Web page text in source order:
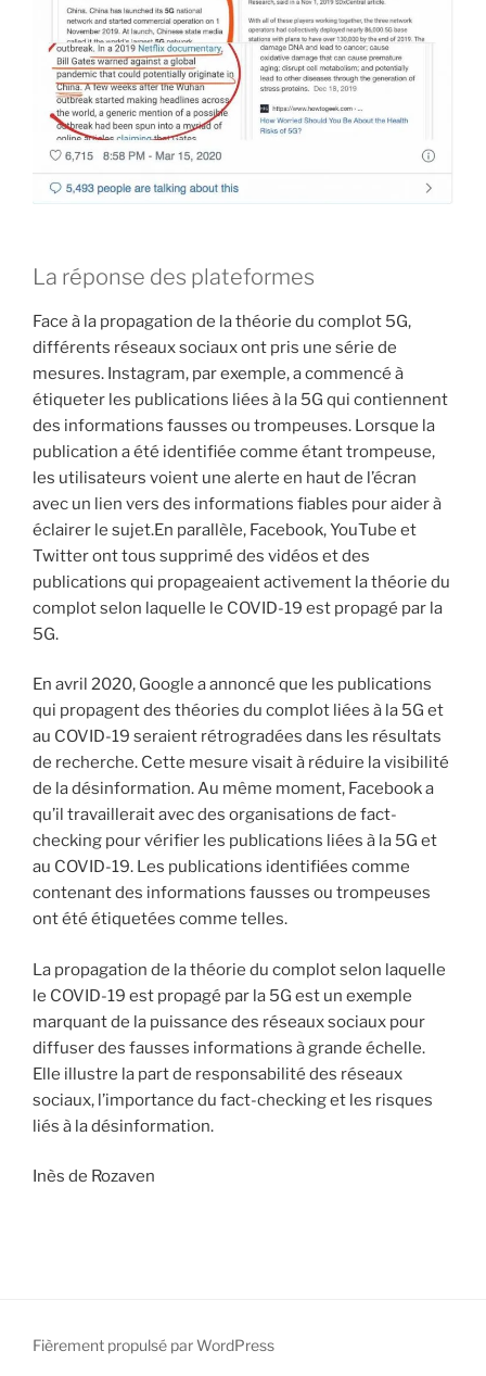
La réponse des plateformes
Face à la propagation de la théorie du complot 5G,
différents réseaux sociaux ont pris une série de
mesures. Instagram, par exemple, a commencé à
étiqueter les publications liées à la 5G qui contiennent
des informations fausses ou trompeuses. Lorsque la
publication a été identifiée comme étant trompeuse,
les utilisateurs voient une alerte en haut de l’écran
avec un lien vers des informations fiables pour aider à
éclairer le sujet.En parallèle, Facebook, YouTube et
Twitter ont tous supprimé des vidéos et des
publications qui propageaient activement la théorie du
complot selon laquelle le COVID-19 est propagé par la
5G.
En avril 2020, Google a annoncé que les publications
qui propagent des théories du complot liées à la 5G et
au COVID-19 seraient rétrogradées dans les résultats
de recherche. Cette mesure visait à réduire la visibilité
de la désinformation. Au même moment, Facebook a
qu’il travaillerait avec des organisations de fact-
checking pour vérifier les publications liées à la 5G et
au COVID-19. Les publications identifiées comme
contenant des informations fausses ou trompeuses
ont été étiquetées comme telles.
La propagation de la théorie du complot selon laquelle
le COVID-19 est propagé par la 5G est un exemple
marquant de la puissance des réseaux sociaux pour
diffuser des fausses informations à grande échelle.
Elle illustre la part de responsabilité des réseaux
sociaux, l’importance du fact-checking et les risques
liés à la désinformation.
Inès de Rozaven
Fièrement propulsé par WordPress